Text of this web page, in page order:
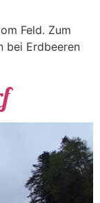
Feld. Zum
bei Erdbeeren